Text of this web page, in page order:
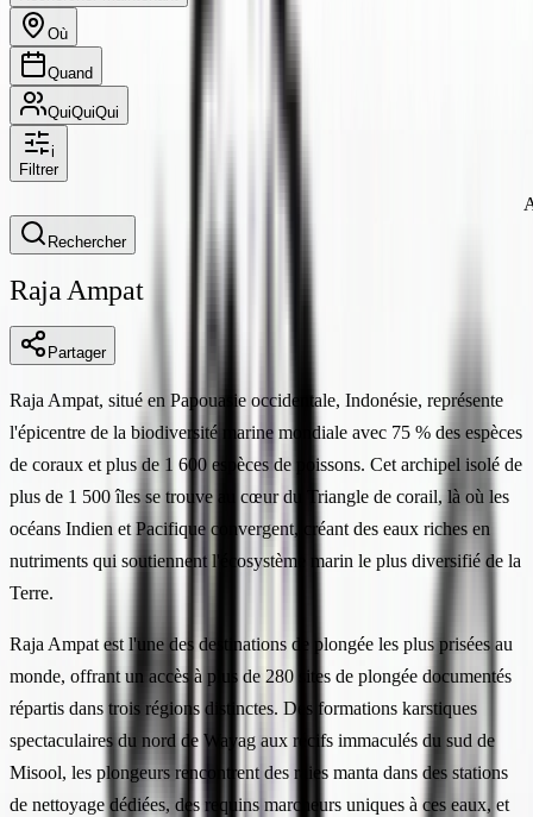
Où
Quand
QuiQuiQui
i
Filtrer
Rechercher
Raja Ampat
Partager
Raja Ampat, situé en Papouasie occidentale, Indonésie, représente
l'épicentre de la biodiversité marine mondiale avec 75 % des espèces
de coraux et plus de 1 600 espèces de poissons. Cet archipel isolé de
plus de 1 500 îles se trouve au cœur du Triangle de corail, là où les
océans Indien et Pacifique convergent, créant des eaux riches en
nutriments qui soutiennent l'écosystème marin le plus diversifié de la
Terre.
Raja Ampat est l'une des destinations de plongée les plus prisées au
monde, offrant un accès à plus de 280 sites de plongée documentés
répartis dans trois régions distinctes. Des formations karstiques
spectaculaires du nord de Wayag aux récifs immaculés du sud de
Misool, les plongeurs rencontrent des raies manta dans des stations
de nettoyage dédiées, des requins marcheurs uniques à ces eaux, et